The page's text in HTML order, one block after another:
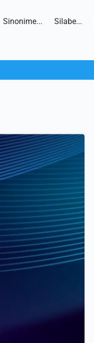
Sinonime... Silabe...